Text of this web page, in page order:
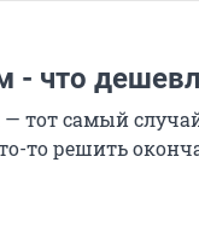
- что
тот самый
то решить